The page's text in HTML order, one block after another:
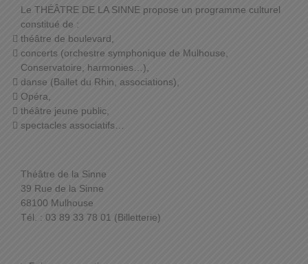
Le THÉÂTRE DE LA SINNE propose un programme culturel
constitué de :
théâtre de boulevard,
concerts (orchestre symphonique de Mulhouse,
Conservatoire, harmonies…),
danse (Ballet du Rhin, associations),
Opéra,
théâtre jeune public,
spectacles associatifs…
Théâtre de la Sinne
39 Rue de la Sinne
68100 Mulhouse
Tél. : 03 89 33 78 01 (Billetterie)